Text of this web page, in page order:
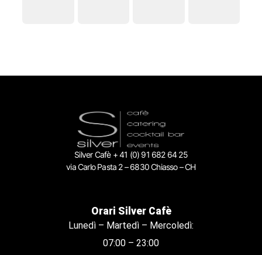
Silver Cafè + 41 (0) 91 682 64 25
via Carlo Pasta 2 – 6830 Chiasso – CH
Orari Silver Cafè
Lunedì – Martedì – Mercoledì:
07:00 – 23:00